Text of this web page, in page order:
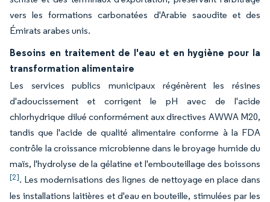
vers les formations carbonatées d'Arabie saoudite et des
Émirats arabes unis.
Besoins en traitement de l'eau et en hygiène pour la
transformation alimentaire
Les services publics municipaux régénèrent les résines
d'adoucissement et corrigent le pH avec de l'acide
chlorhydrique dilué conformément aux directives AWWA M20,
tandis que l'acide de qualité alimentaire conforme à la FDA
contrôle la croissance microbienne dans le broyage humide du
maïs, l'hydrolyse de la gélatine et l'embouteillage des boissons
[2]. Les modernisations des lignes de nettoyage en place dans
les installations laitières et d'eau en bouteille, stimulées par les